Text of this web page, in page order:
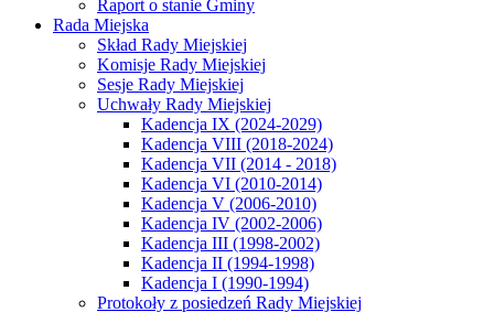
Raport o stanie Gminy
Rada Miejska
Skład Rady Miejskiej
Komisje Rady Miejskiej
Sesje Rady Miejskiej
Uchwały Rady Miejskiej
Kadencja IX (2024-2029)
Kadencja VIII (2018-2024)
Kadencja VII (2014 - 2018)
Kadencja VI (2010-2014)
Kadencja V (2006-2010)
Kadencja IV (2002-2006)
Kadencja III (1998-2002)
Kadencja II (1994-1998)
Kadencja I (1990-1994)
Protokoły z posiedzeń Rady Miejskiej